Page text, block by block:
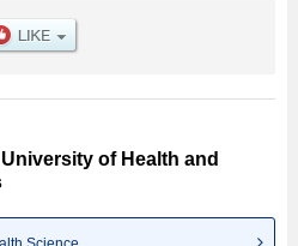
of Health and